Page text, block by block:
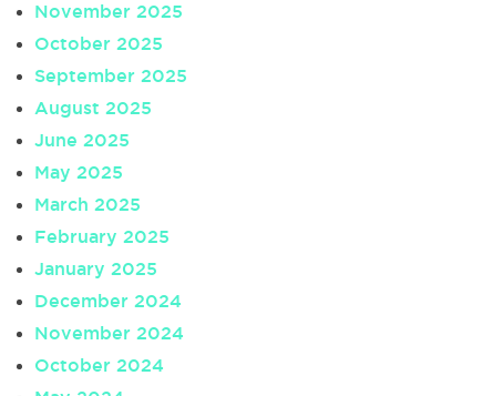
November 2025
October 2025
September 2025
August 2025
June 2025
May 2025
March 2025
February 2025
January 2025
December 2024
November 2024
October 2024